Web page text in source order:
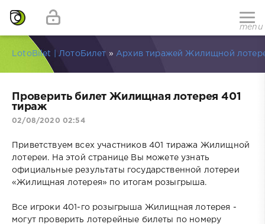
menu
LotoBilet | ЛотоБилет » Архив тиражей Жилищной
Проверить билет Жилищная лотерея 401
тираж
02/08/2020 02:54
Приветствуем всех участников 401 тиража Жилищной
лотереи. На этой странице Вы можете узнать
официальные результаты государственной лотереи
«Жилищная лотерея» по итогам розыгрыша.
Все игроки 401-го розыгрыша Жилищная лотерея -
могут проверить лотерейные билеты по номеру